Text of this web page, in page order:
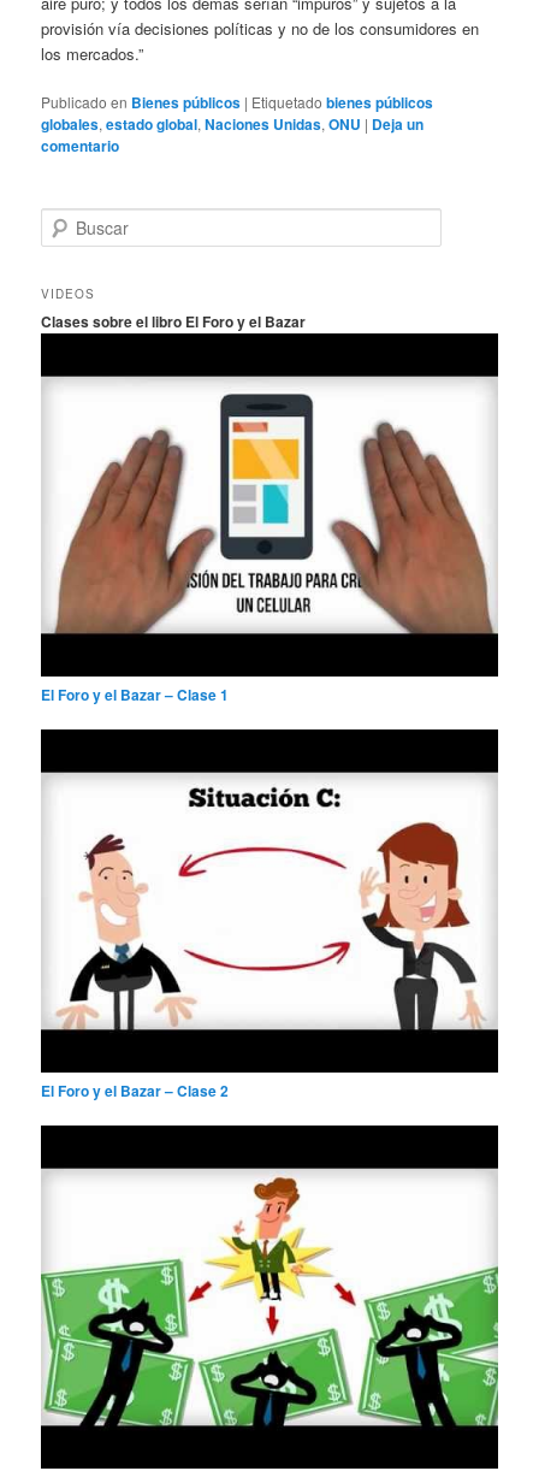
provisión vía decisiones políticas y no de los consumidores en
los mercados.”
Publicado en Bienes públicos | Etiquetado bienes públicos
globales,estado global,Naciones Unidas,ONU | Deja un
comentario
u
c
r
VIDEOS
Clases sobre el libro El Foro y el Bazar
El Foro y el Bazar – Clase 1
El Foro y el Bazar – Clase 2